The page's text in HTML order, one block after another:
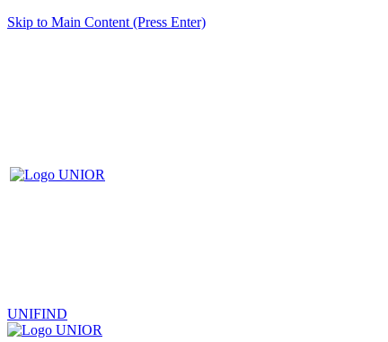
Skip to Main Content (Press Enter)
UNIFIND